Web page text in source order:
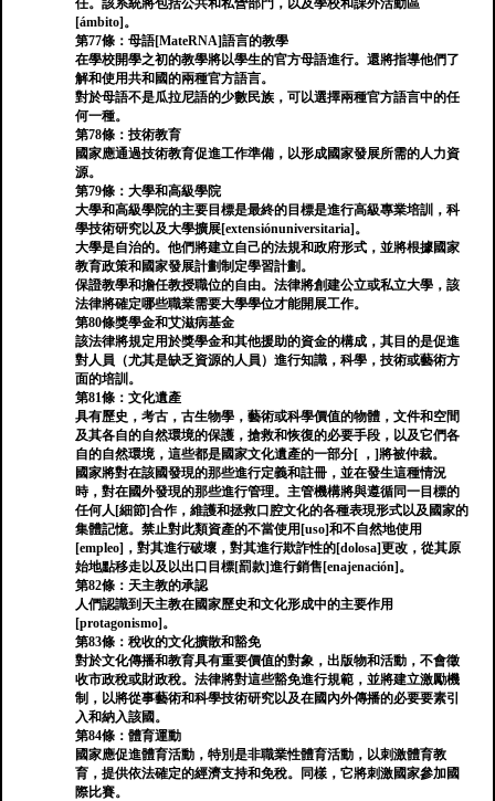
任。該系統將包括公共和私營部門，以及學校和課外活動區
[ámbito]。
第77條：母語[MateRNA]語言的教學
在學校開學之初的教學將以學生的官方母語進行。還將指導他們了
解和使用共和國的兩種官方語言。
對於母語不是瓜拉尼語的少數民族，可以選擇兩種官方語言中的任
何一種。
第78條：技術教育
國家應通過技術教育促進工作準備，以形成國家發展所需的人力資
源。
第79條：大學和高級學院
大學和高級學院的主要目標是最終的目標是進行高級專業培訓，科
學技術研究以及大學擴展[extensiónuniversitaria]。
大學是自治的。他們將建立自己的法規和政府形式，並將根據國家
教育政策和國家發展計劃制定學習計劃。
保證教學和擔任教授職位的自由。法律將創建公立或私立大學，該
法律將確定哪些職業需要大學學位才能開展工作。
第80條獎學金和艾滋病基金
該法律將規定用於獎學金和其他援助的資金的構成，其目的是促進
對人員（尤其是缺乏資源的人員）進行知識，科學，技術或藝術方
面的培訓。
第81條：文化遺產
具有歷史，考古，古生物學，藝術或科學價值的物體，文件和空間
及其各自的自然環境的保護，搶救和恢復的必要手段，以及它們各
自的自然環境，這些都是國家文化遺產的一部分[ ，]將被仲裁。
國家將對在該國發現的那些進行定義和註冊，並在發生這種情況
時，對在國外發現的那些進行管理。主管機構將與遵循同一目標的
任何人[細節]合作，維護和拯救口腔文化的各種表現形式以及國家的
集體記憶。禁止對此類資產的不當使用[uso]和不自然地使用
[empleo]，對其進行破壞，對其進行欺詐性的[dolosa]更改，從其原
始地點移走以及以出口目標[罰款]進行銷售[enajenación]。
第82條：天主教的承認
人們認識到天主教在國家歷史和文化形成中的主要作用
[protagonismo]。
第83條：稅收的文化擴散和豁免
對於文化傳播和教育具有重要價值的對象，出版物和活動，不會徵
收市政稅或財政稅。法律將對這些豁免進行規範，並將建立激勵機
制，以將從事藝術和科學技術研究以及在國內外傳播的必要要素引
入和納入該國。
第84條：體育運動
國家應促進體育活動，特別是非職業性體育活動，以刺激體育教
育，提供依法確定的經濟支持和免稅。同樣，它將刺激國家參加國
際比賽。